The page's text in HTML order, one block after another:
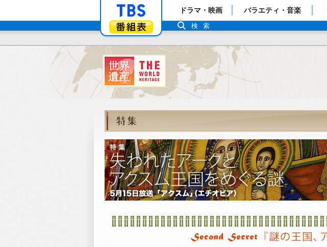
「TBSテレビ」トップページ
番組表
ドラマ・映画 バラエティ・音楽
検索